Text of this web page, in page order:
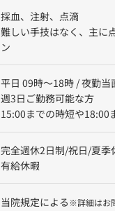
採血、注射、点滴
難しい手技はなく、主に
ン
平日 09時～18時 / 夜勤当
週3日ご勤務可能な方
15:00までの時短や18:00
完全週休2日制/祝日/夏
有給休暇
当院規定による※詳細はお